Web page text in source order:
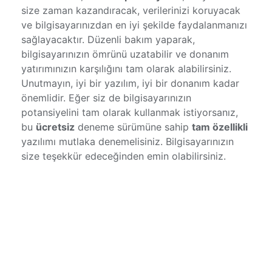
size zaman kazandıracak, verilerinizi koruyacak
ve bilgisayarınızdan en iyi şekilde faydalanmanızı
sağlayacaktır. Düzenli bakım yaparak,
bilgisayarınızın ömrünü uzatabilir ve donanım
yatırımınızın karşılığını tam olarak alabilirsiniz.
Unutmayın, iyi bir yazılım, iyi bir donanım kadar
önemlidir. Eğer siz de bilgisayarınızın
potansiyelini tam olarak kullanmak istiyorsanız,
bu ücretsiz deneme sürümüne sahip tam özellikli
yazılımı mutlaka denemelisiniz. Bilgisayarınızın
size teşekkür edeceğinden emin olabilirsiniz.